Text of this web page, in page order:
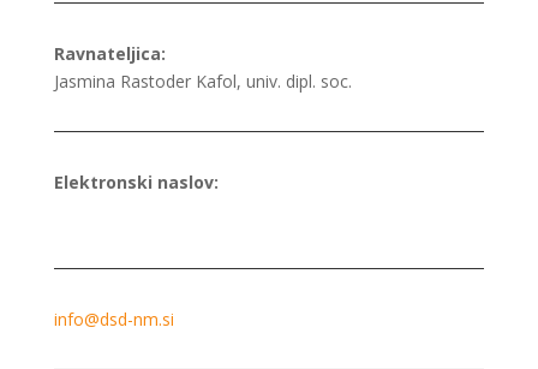
Ravnateljica:
Jasmina Rastoder Kafol, univ. dipl. soc.
Elektronski naslov:
info@dsd-nm.si